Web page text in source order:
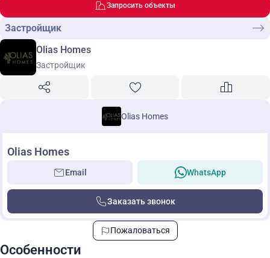
Запросить объекты
Застройщик
Olias Homes
Застройщик
Olias Homes
Olias Homes
Email WhatsApp
Заказать звонок
Пожаловаться
Особенности